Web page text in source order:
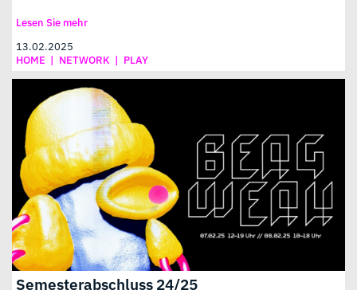
Lesen Sie mehr
13.02.2025
HOME | NETWORK | PLAY
Semesterabschluss 24/25